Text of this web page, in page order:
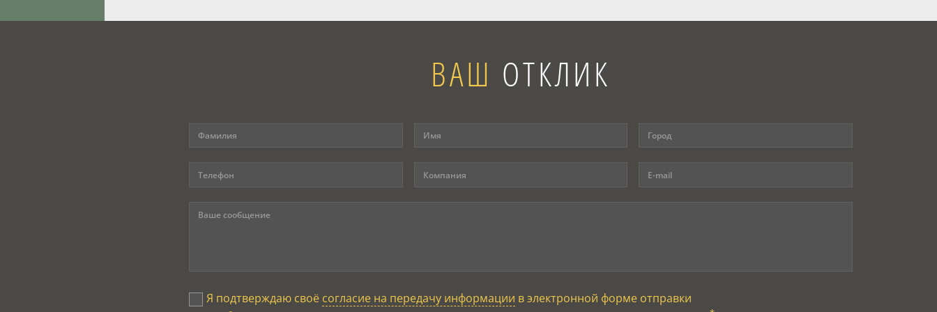
ВАШ ОТКЛИК
Я подтверждаю своё согласие на передачу информации в электронной форме отправки